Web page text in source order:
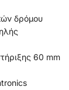
δρόμου
60 mm